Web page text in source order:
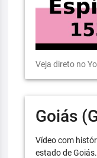
Veja direto no
Goiás
Vídeo com
estado de Goiás.